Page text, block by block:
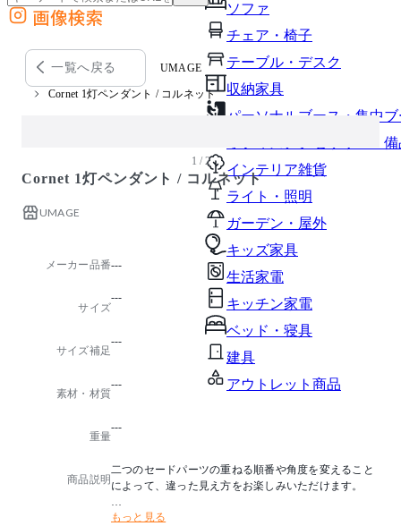
ソファ
チェア・椅子
テーブル・デスク
収納家具
パーソナルブース・集中
オフィスアクセサリー・
インテリア雑貨
ライト・照明
ガーデン・屋外
キッズ家具
生活家電
キッチン家電
ベッド・寝具
建具
アウトレット商品
外部サイトの商品をカートに追加
他のサイトで見つけた商品ページのURLを貼り付けて、カートに追加できます
画像検索
一覧へ戻る UMAGE
Cornet 1灯ペンダント / コルネット
1 / 2
Cornet 1灯ペンダント / コルネット
UMAGE
メーカー品番---
サイズ
---
サイズ補足
---
素材・材質
---
重量
---
商品説明
二つのセードパーツの重ねる順番や角度を変えること
によって、違った見え方をお楽しみいただけます。
・電球：LED電球専用
もっと見る